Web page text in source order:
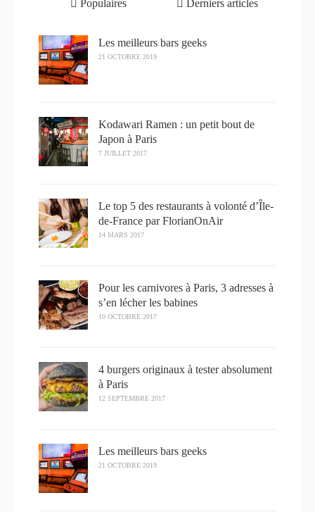
Populaires Derniers articles
Les meilleurs bars geeks
21 OCTOBRE 2019
Kodawari Ramen : un petit bout de
Japon à Paris
7 JUILLET 2017
Le top 5 des restaurants à volonté d’Île-
de-France par FlorianOnAir
14 MARS 2017
Pour les carnivores à Paris, 3 adresses à
s’en lécher les babines
10 OCTOBRE 2017
4 burgers originaux à tester absolument
à Paris
12 SEPTEMBRE 2017
Les meilleurs bars geeks
21 OCTOBRE 2019